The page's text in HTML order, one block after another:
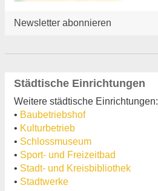
Newsletter abonnieren
Städtische Einrichtungen
Weitere städtische Einrichtungen:
• Baubetriebshof
• Kulturbetrieb
• Schlossmuseum
• Sport- und Freizeitbad
• Stadt- und Kreisbibliothek
• Stadtwerke